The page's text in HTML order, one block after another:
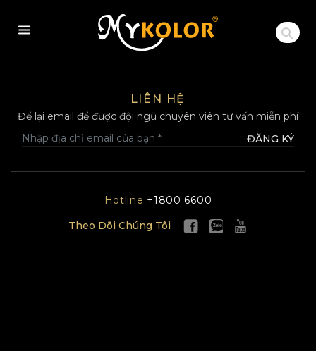
MYKOLOR
LIÊN HỆ
Để lại email để được đội ngũ chuyên viên tư vấn miễn phí
ĐĂNG KÝ
Hotline +1800 6600
Theo Dõi Chúng Tôi